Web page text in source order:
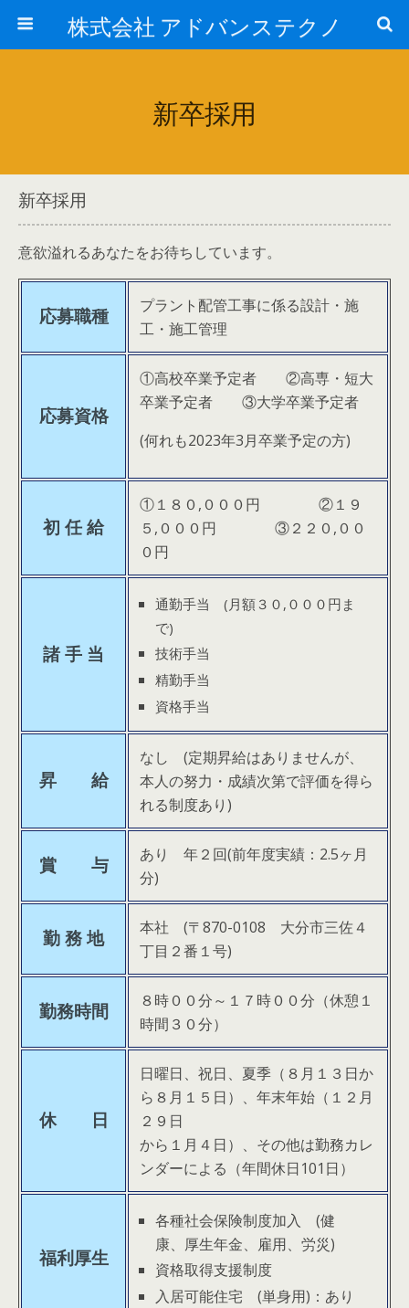
株式会社 アドバンステクノ
新卒採用
新卒採用
意欲溢れるあなたをお待ちしています。
応募職種
プラント配管工事に係る設計・施
工・施工管理
応募資格
①高校卒業予定者 ②高専・短大
卒業予定者 ③大学卒業予定者
(何れも2023年3月卒業予定の方)
初 任 給
①１８０,０００円 ②１９
５,０００円 ③２２０,００
０円
諸 手 当
通勤手当 (月額３０,０００円ま
で)
技術手当
精勤手当
資格手当
昇 給
なし (定期昇給はありませんが、
本人の努力・成績次第で評価を得ら
れる制度あり)
賞 与
あり 年２回(前年度実績：2.5ヶ月
分)
勤 務 地
本社 (〒870-0108 大分市三佐４
丁目２番１号)
勤務時間
８時００分～１７時００分（休憩１
時間３０分）
休 日
日曜日、祝日、夏季（８月１３日か
ら８月１５日）、年末年始（１２月
２９日
から１月４日）、その他は勤務カレ
ンダーによる（年間休日101日）
福利厚生
各種社会保険制度加入 (健
康、厚生年金、雇用、労災)
資格取得支援制度
入居可能住宅 (単身用)：あり